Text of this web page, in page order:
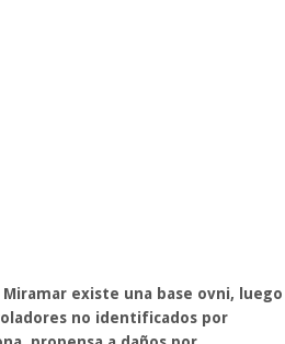
existe una base ovni, luego
no identificados por